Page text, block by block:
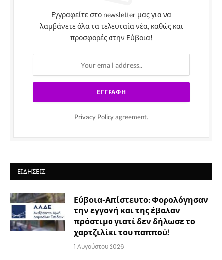
Εγγραφείτε στο newsletter μας για να
λαμβάνετε όλα τα τελευταία νέα, καθώς και
προσφορές στην Εύβοια!
Privacy Policy agreement.
ΕΙΔΉΣΕΙΣ
Εύβοια-Απίστευτο: Φορολόγησαν
την εγγονή και της έβαλαν
πρόστιμο γιατί δεν δήλωσε το
χαρτζιλίκι του παππού!
1 Αυγούστου 2026